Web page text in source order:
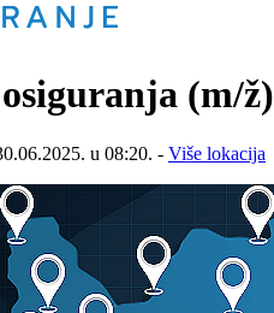
(m/ž)
u 08:20. - Više lokacija